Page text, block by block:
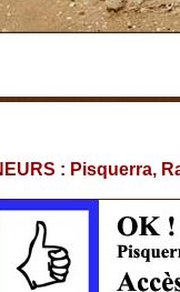
: Pisquerra,